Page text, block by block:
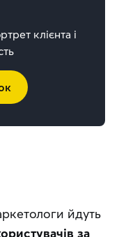
клієнта і
йдуть
за